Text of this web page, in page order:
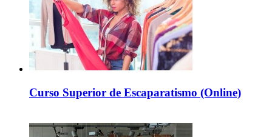
Curso Superior de Escaparatismo (Online)